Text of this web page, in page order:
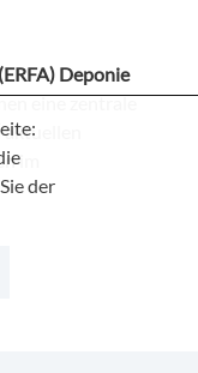
Deponie
eine zentrale
im
der